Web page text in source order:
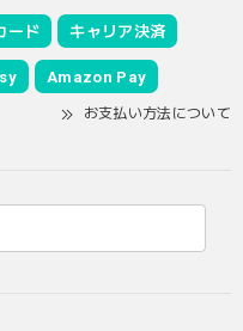
ード キャリア決済
Amazon Pay
お支払い方法について